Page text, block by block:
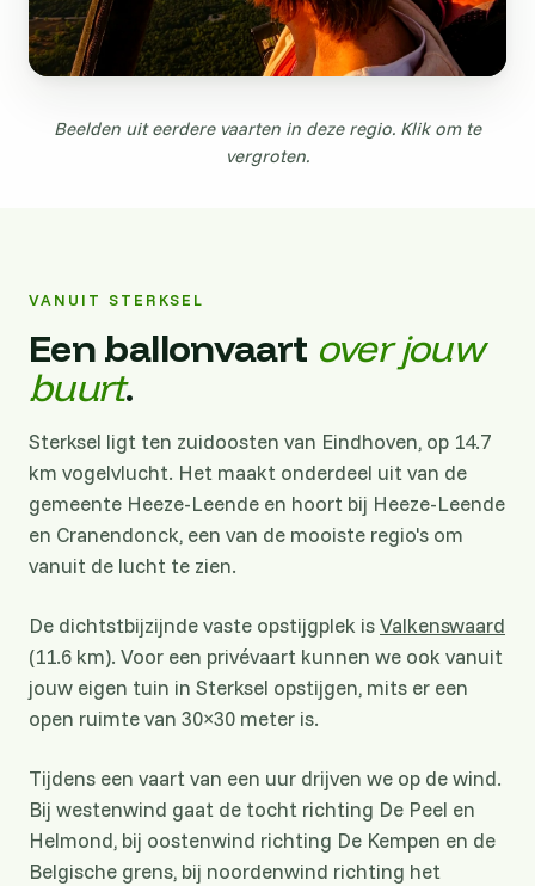
Beelden uit eerdere vaarten in deze regio. Klik om te
vergroten.
VANUIT STERKSEL
Een ballonvaart over jouw
buurt.
Sterksel ligt ten zuidoosten van Eindhoven, op 14.7
km vogelvlucht. Het maakt onderdeel uit van de
gemeente Heeze-Leende en hoort bij Heeze-Leende
en Cranendonck, een van de mooiste regio's om
vanuit de lucht te zien.
De dichtstbijzijnde vaste opstijgplek isValkenswaard
(11.6 km). Voor een privévaart kunnen we ook vanuit
jouw eigen tuin in Sterksel opstijgen, mits er een
open ruimte van 30×30 meter is.
Tijdens een vaart van een uur drijven we op de wind.
Bij westenwind gaat de tocht richting De Peel en
Helmond, bij oostenwind richting De Kempen en de
Belgische grens, bij noordenwind richting het